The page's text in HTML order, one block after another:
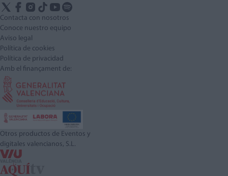
Contacta con nosotros
Conoce nuestro equipo
Aviso legal
Política de cookies
Política de privacidad
Amb el finançament de:
Otros productos de Eventos y
digitales valencianos, S.L.